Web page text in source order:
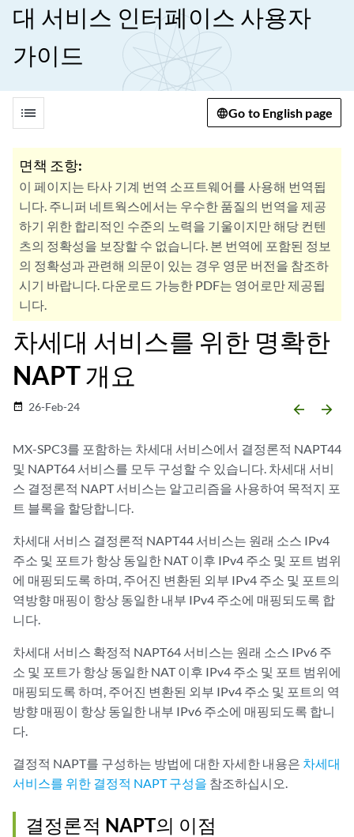
대 서비스 인터페이스 사용자
가이드
list Go to English page
면책 조항:
이 페이지는 타사 기계 번역 소프트웨어를 사용해 번역됩
니다. 주니퍼 네트웍스에서는 우수한 품질의 번역을 제공
하기 위한 합리적인 수준의 노력을 기울이지만 해당 컨텐
츠의 정확성을 보장할 수 없습니다. 본 번역에 포함된 정보
의 정확성과 관련해 의문이 있는 경우 영문 버전을 참조하
시기 바랍니다. 다운로드 가능한 PDF는 영어로만 제공됩
니다.
차세대 서비스를 위한 명확한
NAPT 개요
date_range 26-Feb-24 arrow_backward arrow_forward
MX-SPC3를 포함하는 차세대 서비스에서 결정론적 NAPT44
및 NAPT64 서비스를 모두 구성할 수 있습니다. 차세대 서비
스 결정론적 NAPT 서비스는 알고리즘을 사용하여 목적지 포
트 블록을 할당합니다.
차세대 서비스 결정론적 NAPT44 서비스는 원래 소스 IPv4
주소 및 포트가 항상 동일한 NAT 이후 IPv4 주소 및 포트 범위
에 매핑되도록 하며, 주어진 변환된 외부 IPv4 주소 및 포트의
역방향 매핑이 항상 동일한 내부 IPv4 주소에 매핑되도록 합
니다.
차세대 서비스 확정적 NAPT64 서비스는 원래 소스 IPv6 주
소 및 포트가 항상 동일한 NAT 이후 IPv4 주소 및 포트 범위에
매핑되도록 하며, 주어진 변환된 외부 IPv4 주소 및 포트의 역
방향 매핑이 항상 동일한 내부 IPv6 주소에 매핑되도록 합니
다.
결정적 NAPT를 구성하는 방법에 대한 자세한 내용은 차세대
서비스를 위한 결정적 NAPT 구성을 참조하십시오.
결정론적 NAPT의 이점